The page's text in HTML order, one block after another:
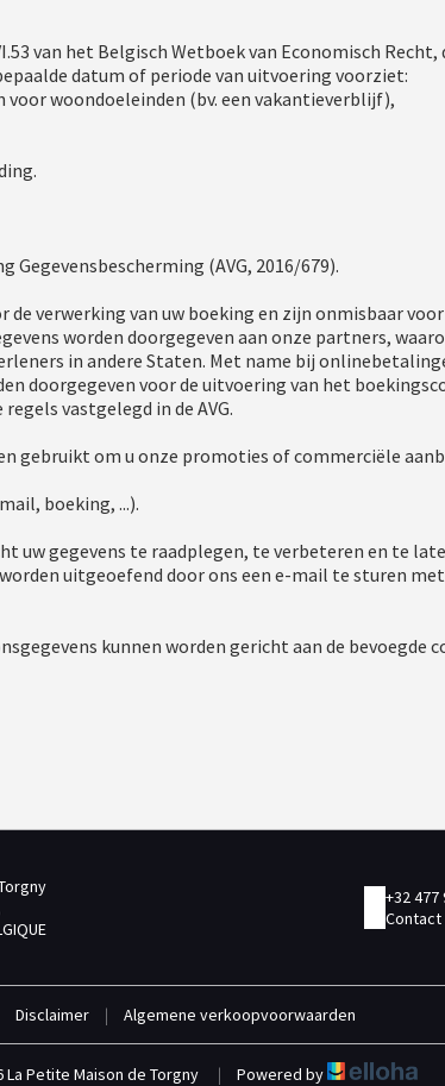
van het Belgisch Wetboek van Economisch
datum of periode van uitvoering voorziet:
woondoeleinden (bv. een vakantieverblijf),
Gegevensbescherming (AVG, 2016/679).
verwerking van uw boeking en zijn onmisbaar
worden doorgegeven aan onze partners,
in andere Staten. Met name bij
doorgegeven voor de uitvoering van het
vastgelegd in de AVG.
gebruikt om u onze promoties of commerciële
boeking, ...).
uw gegevens te raadplegen, te verbeteren en te
uitgeoefend door ons een e-mail te sturen
kunnen worden gericht aan de
+32 477
Disclaimer | Algemene verkoopvoorwaarden
La Petite Maison de Torgny | Powered by